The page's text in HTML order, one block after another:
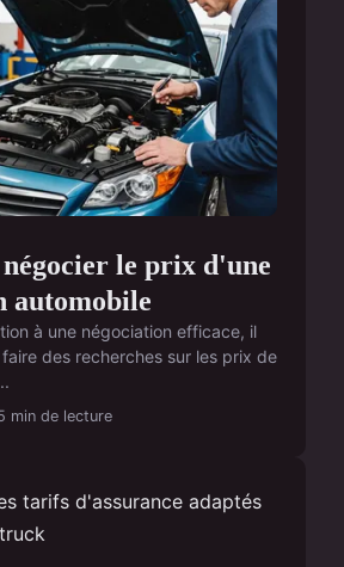
le prix d'une
automobile
à une négociation efficace, il
des recherches sur les prix de
min de lecture